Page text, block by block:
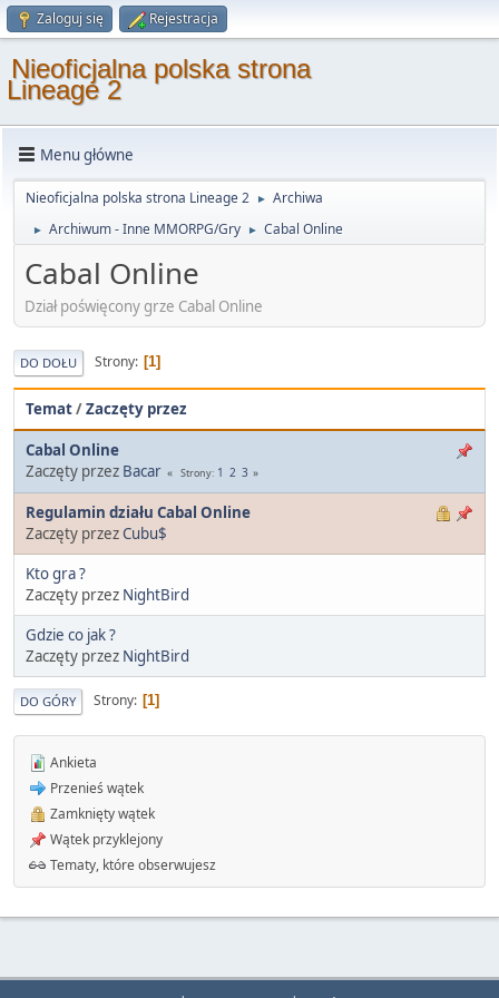
Zaloguj się Rejestracja
Nieoficjalna polska strona
Lineage 2
Menu główne
Nieoficjalna polska strona Lineage 2 ► Archiwa
► Archiwum - Inne MMORPG/Gry ► Cabal Online
Cabal Online
Dział poświęcony grze Cabal Online
DO DOŁU Strony 1
Temat/Zaczęty przez
Cabal Online
Zaczęty przez Bacar Strony 1 2 3
Regulamin działu Cabal Online
Zaczęty przezCubu$
Kto gra ?
Zaczęty przez NightBird
Gdzie co jak ?
Zaczęty przez NightBird
DO GÓRY Strony 1
Ankieta
Przenieś wątek
Zamknięty wątek
Wątek przyklejony
Tematy, które obserwujesz